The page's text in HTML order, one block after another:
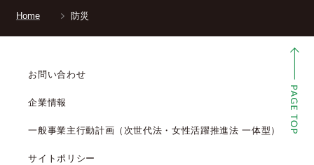
Home 防災
お問い合わせ
企業情報
一般事業主行動計画（次世代法・女性活躍推進法 一体型）
サイトポリシー